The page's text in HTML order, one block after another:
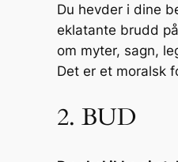
Du hevder i dine
eklatante brudd
om myter, sagn,
Det er et moralsk
2. BUD